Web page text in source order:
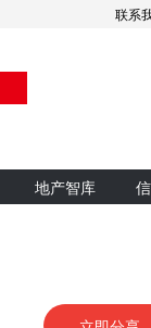
联系
地产智库